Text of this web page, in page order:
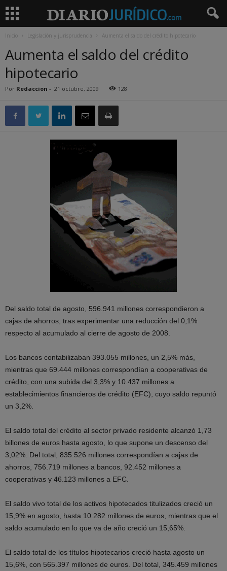
Inicio Legislación y jurisprudencia Aumenta el saldo del crédito hipotecario
Aumenta el saldo del crédito
hipotecario
Por Redaccion - 21 octubre, 2009 128
Del saldo total de agosto, 596.941 millones correspondieron a
cajas de ahorros, tras experimentar una reducción del 0,1%
respecto al acumulado al cierre de agosto de 2008.
Los bancos contabilizaban 393.055 millones, un 2,5% más,
mientras que 69.444 millones correspondían a cooperativas de
crédito, con una subida del 3,3% y 10.437 millones a
establecimientos financieros de crédito (EFC), cuyo saldo repuntó
un 3,2%.
El saldo total del crédito al sector privado residente alcanzó 1,73
billones de euros hasta agosto, lo que supone un descenso del
3,02%. Del total, 835.526 millones correspondían a cajas de
ahorros, 756.719 millones a bancos, 92.452 millones a
cooperativas y 46.123 millones a EFC.
El saldo vivo total de los activos hipotecados titulizados creció un
15,9% en agosto, hasta 10.282 millones de euros, mientras que el
saldo acumulado en lo que va de año creció un 15,65%.
El saldo total de los títulos hipotecarios creció hasta agosto un
15,6%, con 565.397 millones de euros. Del total, 345.459 millones